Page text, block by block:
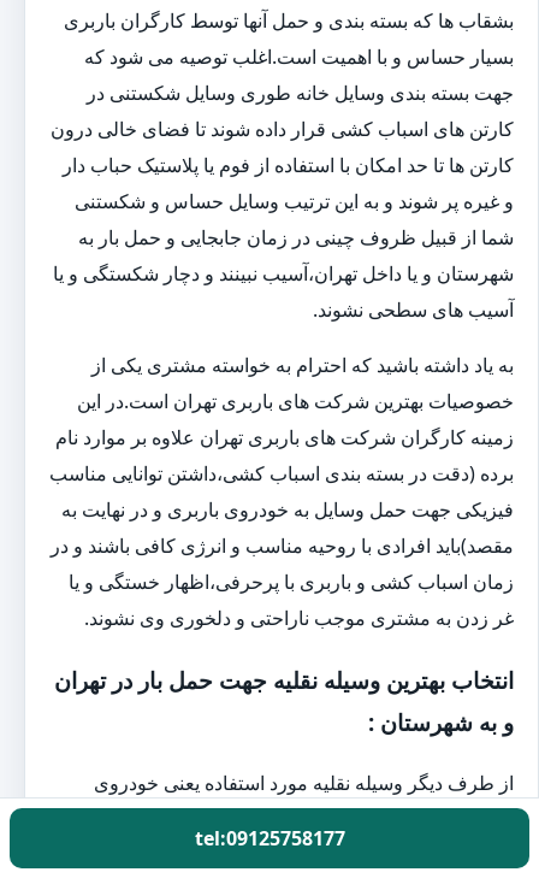
بشقاب ها که بسته بندی و حمل آنها توسط کارگران باربری
بسیار حساس و با اهمیت است.اغلب توصیه می شود که
جهت بسته بندی وسایل خانه طوری وسایل شکستنی در
کارتن های اسباب کشی قرار داده شوند تا فضای خالی درون
کارتن ها تا حد امکان با استفاده از فوم یا پلاستیک حباب دار
و غیره پر شوند و به این ترتیب وسایل حساس و شکستنی
شما از قبیل ظروف چینی در زمان جابجایی و حمل بار به
شهرستان و یا داخل تهران،آسیب نبینند و دچار شکستگی و یا
آسیب های سطحی نشوند.
به یاد داشته باشید که احترام به خواسته مشتری یکی از
خصوصیات بهترین شرکت های باربری تهران است.در این
زمینه کارگران شرکت های باربری تهران علاوه بر موارد نام
برده (دقت در بسته بندی اسباب کشی،داشتن توانایی مناسب
فیزیکی جهت حمل وسایل به خودروی باربری و در نهایت به
مقصد)باید افرادی با روحیه مناسب و انرژی کافی باشند و در
زمان اسباب کشی و باربری با پرحرفی،اظهار خستگی و یا
غر زدن به مشتری موجب ناراحتی و دلخوری وی نشوند.
انتخاب بهترین وسیله نقلیه جهت حمل بار در تهران
و به شهرستان :
از طرف دیگر وسیله نقلیه مورد استفاده یعنی خودروی
tel:09125758177